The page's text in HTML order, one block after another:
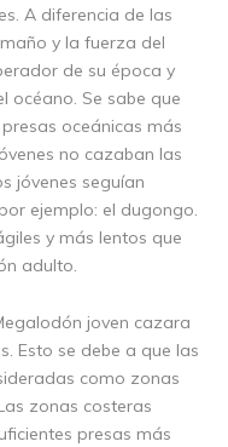
A diferencia de las
y la fuerza del
de su época y
océano. Se sabe que
oceánicas más
no cazaban las
jóvenes seguían
ejemplo: el dugongo.
y más lentos que
adulto.
joven cazara
Esto se debe a que las
como zonas
zonas costeras
presas más